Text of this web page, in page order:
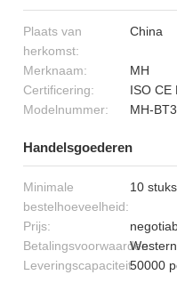
Plaats van
herkomst:
China
Merknaam:
MH
Certificering:
ISO CE
Modelnummer:
MH-
Handelsgoederen
Minimale
bestelhoeveelheid:
10 stuks
Prijs:
Betalingsvoorwaarden:
Leveringscapaciteit:50000